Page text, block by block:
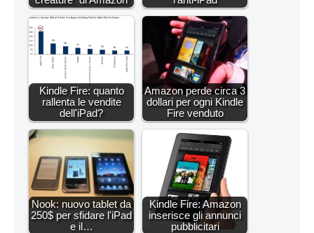
Kindle Fire: quanto
rallenta le vendite
dell'iPad?
Amazon perde circa 3
dollari per ogni Kindle
Fire venduto
Nook: nuovo tablet da
250$ per sfidare l'iPad
e il…
Kindle Fire: Amazon
inserisce gli annunci
pubblicitari